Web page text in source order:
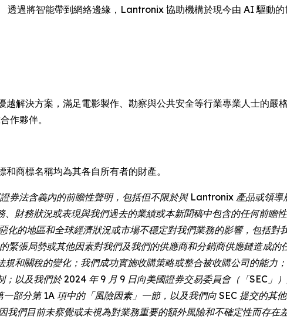
透過將智能帶到網絡邊緣，Lantronix 協助機構於現今由 AI 驅動
解決方案，滿足電影製作、勘察與公共安全等行業專業人士的嚴
作夥伴。
商標名稱均為其各自所有者的財產。
券法含義內的前瞻性聲明，包括但不限於與 Lantronix 產品或領
財務狀況或表現與我們過去的業績或本新聞稿中包含的任何前瞻
的地區和全球經濟狀況或市場不穩定對我們業務的影響，包括對
張局勢或其他因素對我們及我們的供應商和分銷商供應鏈造成的
和關稅的變化；我們成功實施收購策略或整合被收購公司的能力
以及我們於 2024 年 9 月 9 日向美國證券交易委員會（「SEC」
部分第 1A 項中的「風險因素」一節，以及我們向 SEC 提交的其
們目前未察覺或未視為對業務重要的額外風險和不確定性而存在